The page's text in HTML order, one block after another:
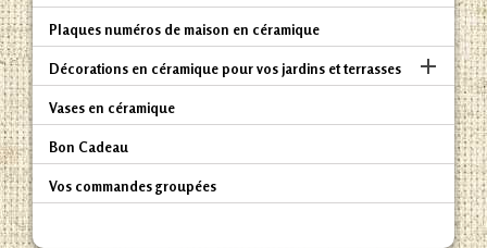
Plaques numéros de maison en céramique
Décorations en céramique pour vos jardins et terrasses 
Vases en céramique
Bon Cadeau
Vos commandes groupées